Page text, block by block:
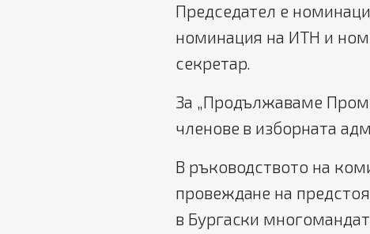
Председател е
номинация на ИТН и
секретар.
За „Продължаваме
членове в изборната
В ръководството на
провеждане на
в Бургаски